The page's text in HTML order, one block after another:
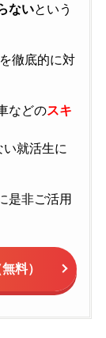
ないという
徹底的に対
などのスキ
就活生に
是非ご活用
料）